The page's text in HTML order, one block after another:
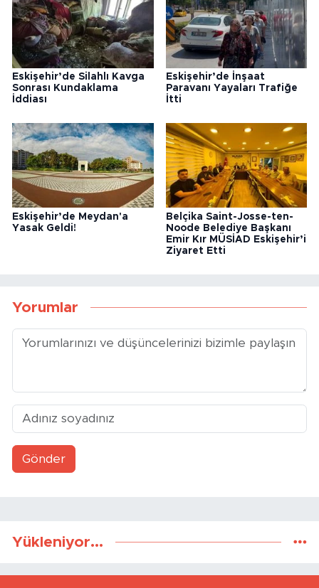
Eskişehir’de Silahlı Kavga
Sonrası Kundaklama
İddiası
Eskişehir’de İnşaat
Paravanı Yayaları Trafiğe
İtti
Eskişehir’de Meydan'a
Yasak Geldi!
Belçika Saint-Josse-ten-
Noode Belediye Başkanı
Emir Kır MÜSİAD Eskişehir’i
Ziyaret Etti
Yorumlar
Gönder
Yükleniyor...